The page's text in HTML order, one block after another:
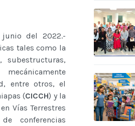
junio del 2022.-
tales como la
subestructuras,
entre otros, el
(CICCH) y la
Vías Terrestres
conferencias